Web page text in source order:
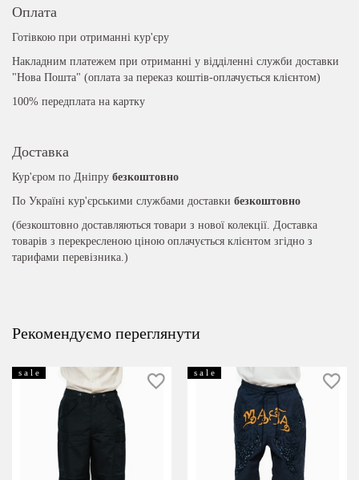
Оплата
Готівкою при отриманні кур'єру
Накладним платежем при отриманні у відділенні служби доставки
"Нова Пошта" (оплата за переказ коштів-оплачується клієнтом)
100% передплата на картку
Доставка
Кур'єром по Дніпру безкоштовно
По Україні кур'єрськими службами доставки безкоштовно
(безкоштовно доставляються товари з нової колекції. Доставка
товарів з перекресленою ціною оплачується клієнтом згідно з
тарифами перевізника.)
Рекомендуємо переглянути
s a l e s a l e